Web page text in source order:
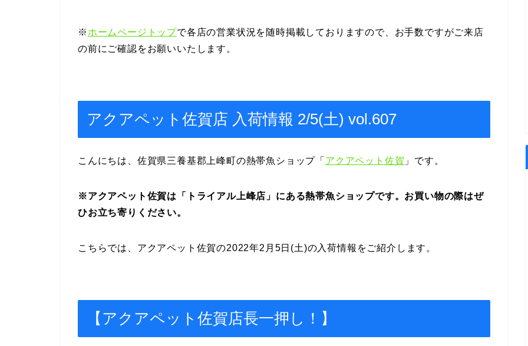
※ ホームページトップで各店の営業状況を随時掲載しておりますので、お手数ですがご来店
の前にご確認をお願いいたします。
アクアペット佐賀店 入荷情報 2/5(土) vol.607
こんにちは、佐賀県三養基郡上峰町の熱帯魚ショップ「 アクアペット佐賀 」です。
※アクアペット佐賀は「トライアル上峰店」にある熱帯魚ショップです。お買い物の際はぜ
ひお立ち寄りください。
こちらでは、アクアペット佐賀の2022年2月5日(土)の入荷情報をご紹介します。
【アクアペット佐賀店長一押し！】